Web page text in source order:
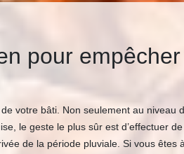
pour
votre bâti. Non seulement au niveau
le geste le plus sûr est d’effectuer
de la période pluviale. Si vous